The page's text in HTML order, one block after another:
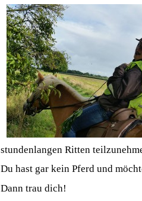
stundenlangen Ritten
Du hast gar kein Pferd und
Dann trau dich!